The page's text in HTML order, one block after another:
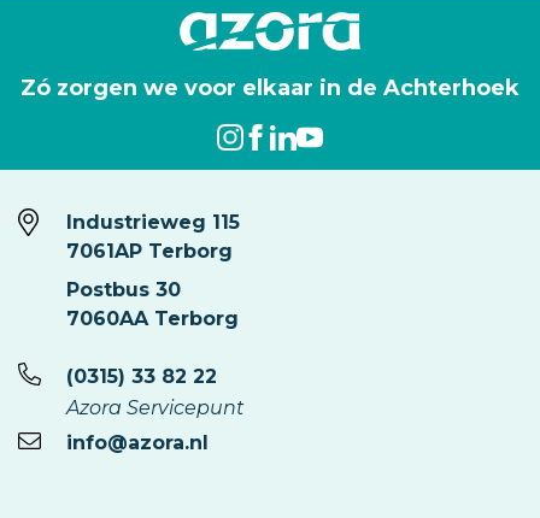
Zó zorgen we voor elkaar in de Achterhoek
Industrieweg 115
7061AP Terborg
Postbus 30
7060AA Terborg
(0315) 33 82 22
Azora Servicepunt
info@azora.nl